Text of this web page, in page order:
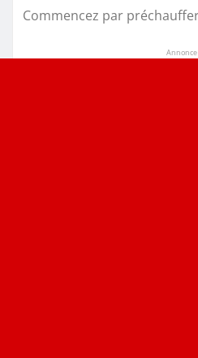
Commencez par
Annonce